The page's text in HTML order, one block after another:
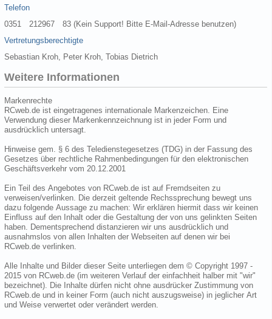
Telefon
0351 212967 83 (Kein Support! Bitte E-Mail-Adresse benutzen)
Vertretungsberechtigte
Sebastian Kroh, Peter Kroh, Tobias Dietrich
Weitere Informationen
Markenrechte
RCweb.de ist eingetragenes internationale Markenzeichen. Eine
Verwendung dieser Markenkennzeichnung ist in jeder Form und
ausdrücklich untersagt.
Hinweise gem. § 6 des Teledienstegesetzes (TDG) in der Fassung des
Gesetzes über rechtliche Rahmenbedingungen für den elektronischen
Geschäftsverkehr vom 20.12.2001
Ein Teil des Angebotes von RCweb.de ist auf Fremdseiten zu
verweisen/verlinken. Die derzeit geltende Rechssprechung bewegt uns
dazu folgende Aussage zu machen: Wir erklären hiermit dass wir keinen
Einfluss auf den Inhalt oder die Gestaltung der von uns gelinkten Seiten
haben. Dementsprechend distanzieren wir uns ausdrücklich und
ausnahmslos von allen Inhalten der Webseiten auf denen wir bei
RCweb.de verlinken.
Alle Inhalte und Bilder dieser Seite unterliegen dem © Copyright 1997 -
2015 von RCweb.de (im weiteren Verlauf der einfachheit halber mit "wir"
bezeichnet). Die Inhalte dürfen nicht ohne ausdrücker Zustimmung von
RCweb.de und in keiner Form (auch nicht auszugsweise) in jeglicher Art
und Weise verwertet oder verändert werden.